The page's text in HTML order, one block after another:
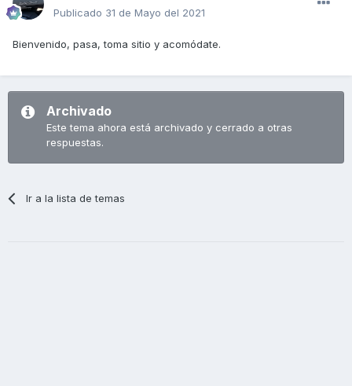
Publicado 31 de Mayo del 2021
Bienvenido, pasa, toma sitio y acomódate.
Archivado
Este tema ahora está archivado y cerrado a otras
respuestas.
Ir a la lista de temas